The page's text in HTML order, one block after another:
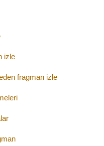
izle
fragman izle